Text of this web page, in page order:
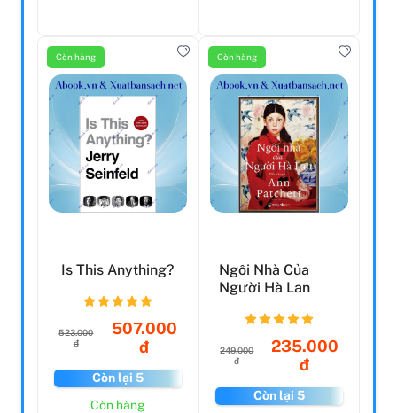
Còn hàng
Is This Anything?
523.000
đ
507.000
đ
Còn lại 5
Còn hàng
Còn hàng
Ngôi Nhà Của
Người Hà Lan
249.000
đ
235.000
đ
Còn lại 5